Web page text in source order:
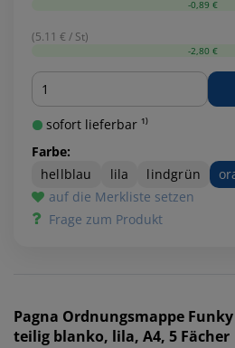
-0,89 €
(5.11 € / St)
-2,80 €
Menge
sofort lieferbar ¹⁾
Farbe:
hellblau
lila lindgrün
auf die Merkliste setzen
Frage zum Produkt
Pagna Ordnungsmappe Funky
teilig blanko, lila, A4, 5 Fächer